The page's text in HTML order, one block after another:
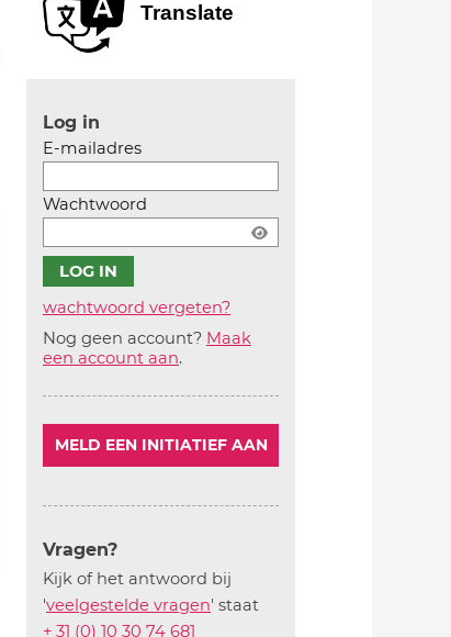
Translate
Log in
E-mailadres
Wachtwoord
wachtwoord vergeten?
Nog geen account? Maak
een account aan.
MELD EEN INITIATIEF AAN
Vragen?
Kijk of het antwoord bij
'veelgestelde vragen' staat
+ 31 (0) 10 30 74 681